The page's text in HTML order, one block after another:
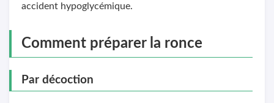
accident hypoglycémique.
Comment préparer la ronce
Par décoction